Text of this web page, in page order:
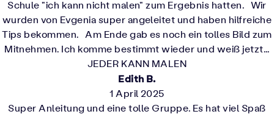
Schule "ich kann nicht malen" zum Ergebnis hatten. Wir
wurden von Evgenia super angeleitet und haben hilfreiche
Tips bekommen. Am Ende gab es noch ein tolles Bild zum
Mitnehmen. Ich komme bestimmt wieder und weiß jetzt...
JEDER KANN MALEN
Edith B.
1 April 2025
Super Anleitung und eine tolle Gruppe. Es hat viel Spaß